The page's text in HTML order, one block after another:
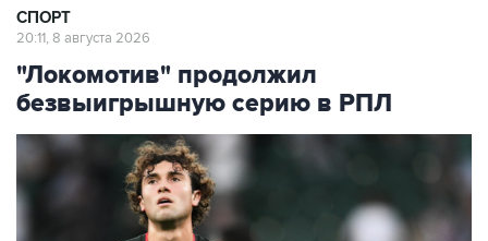
СПОРТ
20:11, 8 августа 2026
"Локомотив" продолжил
безвыигрышную серию в РПЛ